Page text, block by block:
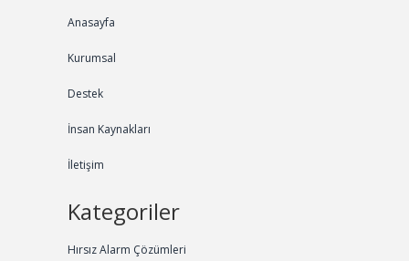
Anasayfa
Kurumsal
Destek
İnsan Kaynakları
İletişim
Kategoriler
Hırsız Alarm Çözümleri